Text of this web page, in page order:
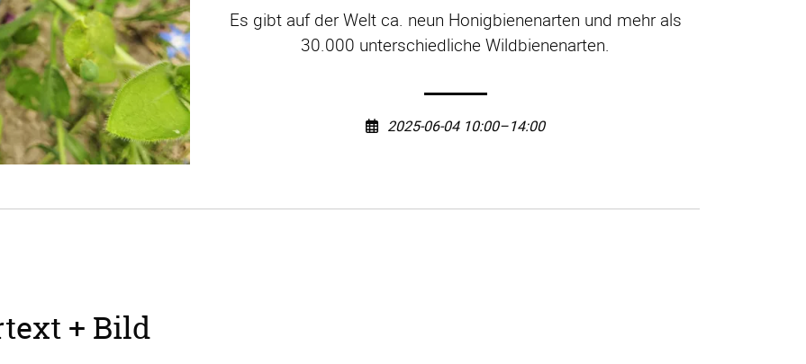
Es gibt auf der Welt ca. neun Honigbienenarten und mehr als
30.000 unterschiedliche Wildbienenarten.
2025-06-04 10:00–14:00
+ Bild